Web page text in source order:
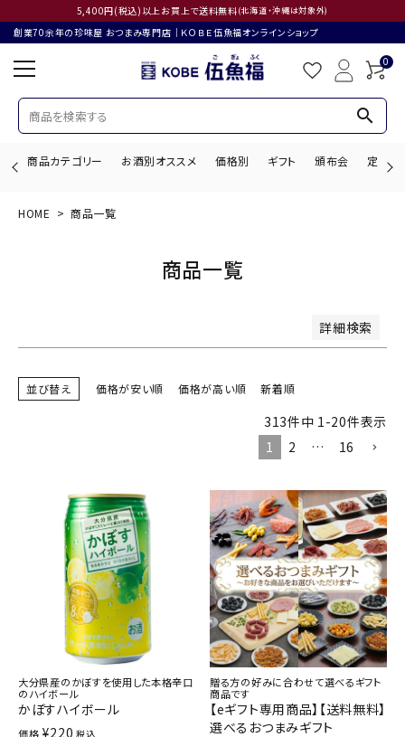
5,400円(税込)以上お買上で送料無料(北海道・沖縄は対象外)
創業70余年の珍味屋 おつまみ専門店│ＫＯＢＥ伍魚福オンラインショップ
0
search
商品カテゴリー お酒別オススメ 価格別 ギフト 頒布会 定期購
ログイン
お問い合わせ
ご利用ガイド
HOME 商品一覧
商品一覧
詳細検索
予約商品
新着順
並び替え 価格が安い順 価格が高い順 新着順
313件中 1-20件表示
1
2 … 16
大分県産のかぼすを使用した本格辛口
のハイボール
かぼすハイボール
価格 ¥220 税込
贈る方の好みに合わせて選べるギフト
商品です
【eギフト専用商品】【送料無料】
選べるおつまみギフト